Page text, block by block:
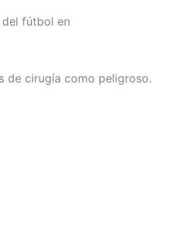
fútbol en
de cirugía como peligroso.